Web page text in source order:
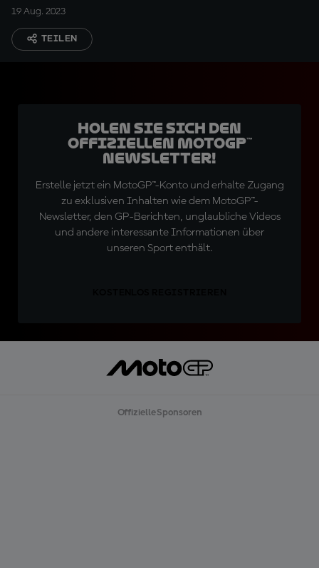
19 Aug. 2023
TEILEN
Holen Sie sich den
offiziellen MotoGP™
Newsletter!
Erstelle jetzt ein MotoGP™-Konto und erhalte Zugang
zu exklusiven Inhalten wie dem MotoGP™-
Newsletter, den GP-Berichten, unglaubliche Videos
und andere interessante Informationen über
unseren Sport enthält.
Offizielle Sponsoren